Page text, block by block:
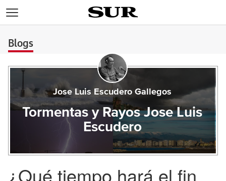
Blogs
Jose Luis Escudero Gallegos
Tormentas y Rayos Jose Luis
Escudero
¿Qué tiempo hará el fin